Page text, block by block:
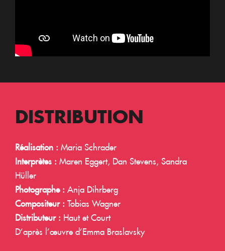
DISTRIBUTION
Réalisation : Maria Schrader
Interprètes : Maren Eggert, Dan Stevens, Sandra
Hüller
Photographe : Anja Dihrberg
Compositeur : Tobias Wagner
Distributeur : Haut et Court
D’après l’œuvre d’Emma Braslavsky